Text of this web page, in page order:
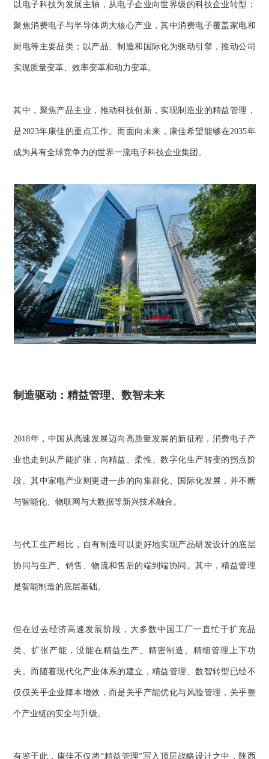
以电子科技为发展主轴，从电子企业向世界级的科技企业转型；
聚焦消费电子与半导体两大核心产业，其中消费电子覆盖家电和
厨电等主要品类；以产品、制造和国际化为驱动引擎，推动公司
实现质量变革、效率变革和动力变革。
其中，聚焦产品主业，推动科技创新，实现制造业的精益管理，
是2023年康佳的重点工作。而面向未来，康佳希望能够在2035年
成为具有全球竞争力的世界一流电子科技企业集团。
制造驱动：精益管理、数智未来
2018年，中国从高速发展迈向高质量发展的新征程，消费电子产
业也走到从产能扩张，向精益、柔性、数字化生产转变的拐点阶
段。其中家电产业则更进一步的向集群化、国际化发展，并不断
与智能化、物联网与大数据等新兴技术融合。
与代工生产相比，自有制造可以更好地实现产品研发设计的底层
协同与生产、销售、物流和售后的端到端协同。其中，精益管理
是智能制造的底层基础。
但在过去经济高速发展阶段，大多数中国工厂一直忙于扩充品
类、扩张产能，没能在精益生产、精密制造、精细管理上下功
夫。而随着现代化产业体系的建立，精益管理、数智转型已经不
仅仅关乎企业降本增效，而是关乎产能优化与风险管理，关乎整
个产业链的安全与升级。
有鉴于此，康佳不仅将“精益管理”写入顶层战略设计之中，陕西